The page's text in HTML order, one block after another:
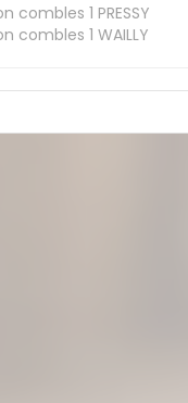
combles 1 PRESSY
combles 1 WAILLY